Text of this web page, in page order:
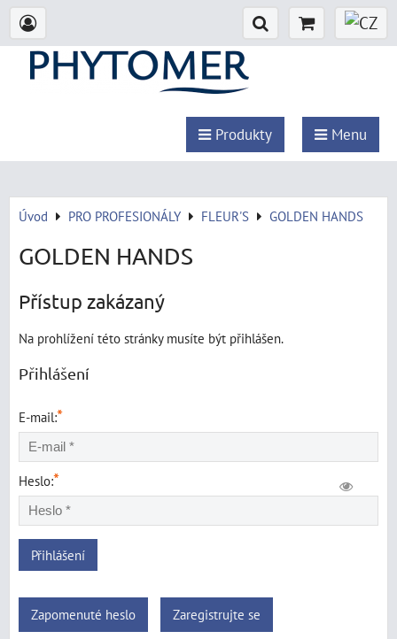
Produkty Menu
Úvod PRO PROFESIONÁLY FLEUR'S GOLDEN HANDS
GOLDEN HANDS
Přístup zakázaný
Na prohlížení této stránky musíte být přihlášen.
Přihlášení
E-mail:*
Heslo:*
Přihlášení
Zapomenuté heslo Zaregistrujte se